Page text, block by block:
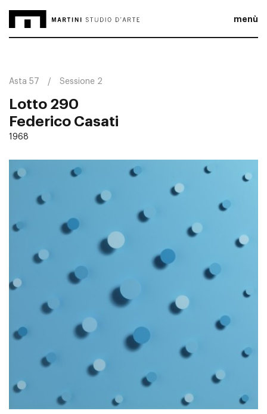
menù
Asta 57 Sessione 2
Lotto 290
Federico Casati
1968